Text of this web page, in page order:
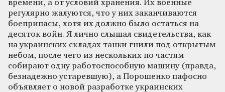
времени, а от условий хранения. Их военные
регулярно жалуются, что у них заканчиваются
боеприпасы, хотя их должно было остаться на
десяток войн. Я лично слышал свидетельства, как
на украинских складах танки гнили под открытым
небом, после чего из нескольких по частям
собирают одну работоспособную машину (правда,
безнадежно устаревшую), а Порошенко пафосно
объявляет о новой разработке украинских